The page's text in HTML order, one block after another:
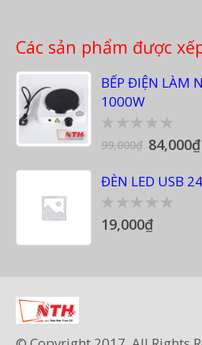
Các sản phẩm được
BẾP ĐIỆN LÀM
1000W
0
5
99,000₫ 84,000₫
ĐÈN LED USB
0
out
19,000₫